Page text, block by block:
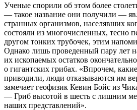
Ученые спорили об этом более
— такое название они получили —
странных организмов, населявших
состояли из многочисленных, тесно
другом тонких трубочек, этим
Однако лишь проведенный пару лет
их ископаемых остатков
о гигантских грибах. «Впрочем,
приводили, люди отказываются им
замечает геофизик Кевин Бойс из
— Гриб высотой в шесть с лишним
наших представлений».